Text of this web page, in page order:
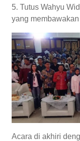
5. ⁠Tutus Wahyu
yang
Acara di akhiri